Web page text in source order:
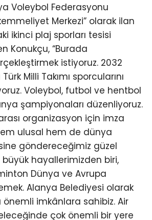
Voleybol Federasyonu
Merkezi” olarak ilan
ikinci plaj sporları tesisi
Konukçu, “Burada
istiyoruz. 2032
Milli Takımı sporcularını
Voleybol, futbol ve hentbol
şampiyonaları düzenliyoruz.
organizasyon için imza
ulusal hem de dünya
göndereceğimiz güzel
büyük hayallerimizden biri,
Dünya ve Avrupa
Alanya Belediyesi olarak
imkânlara sahibiz. Air
çok önemli bir yere